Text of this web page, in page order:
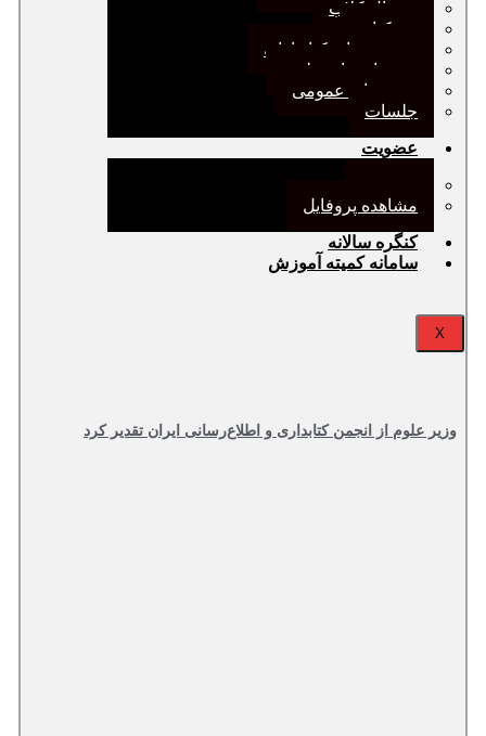
ژورنال کلاب
نقد کتاب
دورهمی‌های کتابدارانه
سخنرانی‌های علمی
مجمع‌های عمومی
جلسات
عضویت
مشاهده پروفایل
کنگره سالانه
سامانه کمیته آموزش
X
وزیر علوم از انجمن کتابداری و اطلاع‌رسانی ایران تقدیر کرد